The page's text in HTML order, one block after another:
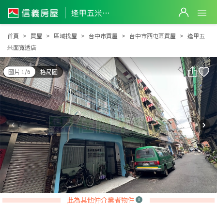
逢甲五米面寬透店
逢甲五米面寬透店
首頁 買屋 區域找屋 台中市買屋 台中市西屯區買屋
逢甲五
米面寬透店
圖片 1/6 格局圖
此為其他仲介業者物件